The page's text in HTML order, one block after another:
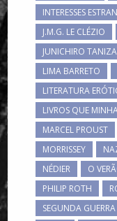
INTERESSES
J.M.G. LE CLÉZIO
JUNICHIRO
LIMA BARRETO
LITERATURA
LIVROS QUE
MARCEL PROUST
MORRISSEY
NÉDIER
O
PHILIP ROTH
SEGUNDA